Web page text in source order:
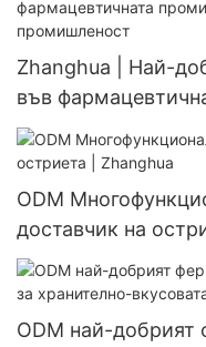
Zhanghua | Най-
във
хранително-
ODM
доставчик на
ODM най-добрият